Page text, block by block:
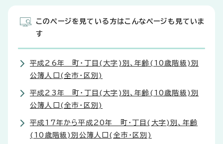
このページを見ている方はこんなページも見ていま
す
平成26年 町・丁目(大字)別、年齢(10歳階級)別
公簿人口(全市・区別)
平成23年 町・丁目(大字)別、年齢(10歳階級)別
公簿人口(全市・区別)
平成17年から平成20年 町・丁目(大字)別、年齢
(10歳階級)別公簿人口(全市・区別)